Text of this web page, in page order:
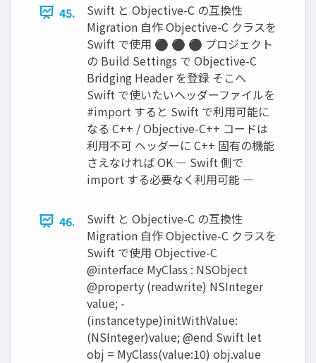
45.
Swift と Objective-C の互換性
Migration 自作 Objective-C クラスを
Swift で使用 ⚫ ⚫ ⚫ プロジェクト
の Build Settings で Objective-C
Bridging Header を登録 そこへ
Swift で使いたいヘッダーファイルを
#import すると Swift で利用可能に
なる C++ / Objective-C++ コードは
利用不可 ヘッダーに C++ 固有の機能
さえなければ OK ― Swift 側で
import する必要なく利用可能 ―
46.
Swift と Objective-C の互換性
Migration 自作 Objective-C クラスを
Swift で使用 Objective-C
@interface MyClass : NSObject
@property (readwrite) NSInteger
value; -
(instancetype)initWithValue:
(NSInteger)value; @end Swift let
obj = MyClass(value:10) obj.value